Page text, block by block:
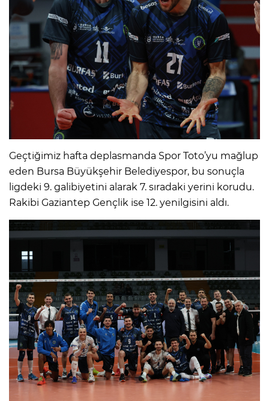
Geçtiğimiz hafta deplasmanda Spor Toto’yu mağlup
eden Bursa Büyükşehir Belediyespor, bu sonuçla
ligdeki 9. galibiyetini alarak 7. sıradaki yerini korudu.
Rakibi Gaziantep Gençlik ise 12. yenilgisini aldı.